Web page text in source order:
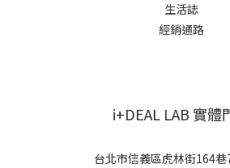
生活誌
經銷通路
i+DEAL LAB 實體
台北市信義區虎林街164